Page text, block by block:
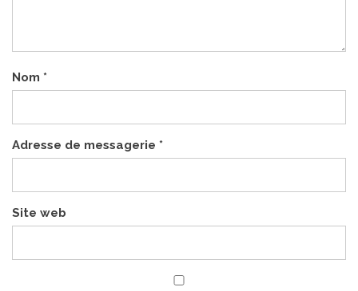
Nom *
Adresse de messagerie *
Site web